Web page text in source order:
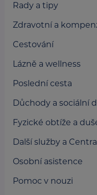
Rady a tipy
Zdravotní a
Cestování
Lázně a wellness
Poslední cesta
Důchody a sociální
Fyzické obtíže a
Další služby a
Osobní asistence
Pomoc v nouzi